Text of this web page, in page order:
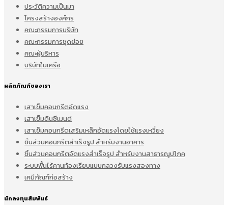
ประวัติความเป็นมา
โครงสร้างองค์กร
คณะกรรมการบริษัท
คณะกรรมการชุดย่อย
คณะผู้บริหาร
บริษัทในเครือ
ผลิตภัณฑ์ของเรา
เสาเข็มคอนกรีตอัดแรง
เสาเข็มดินซีเมนต์
เสาเข็มคอนกรีตเสริมเหล็กอัดแรงโดยใช้แรงเหวี่ยง
ชิ้นส่วนคอนกรีตสำเร็จรูป สำหรับงานอาคาร
ชิ้นส่วนคอนกรีตอัดแรงสำเร็จรูป สำหรับงานสาธารณูปโภค
ระบบพื้นไร้คานท้องเรียบแบบกลวงรับแรงสองทาง
เคมีภัณฑ์ก่อสร้าง
นักลงทุนสัมพันธ์